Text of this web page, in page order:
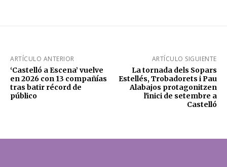
ARTÍCULO ANTERIOR
‘Castelló a Escena’ vuelve
en 2026 con 13 compañías
tras batir récord de
público
ARTÍCULO SIGUIENTE
La tornada dels Sopars
Estellés, Trobadorets i Pau
Alabajos protagonitzen
l'inici de setembre a
Castelló